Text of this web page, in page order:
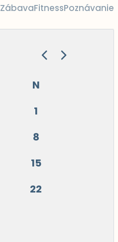
ZábavaFitnessPoznávanie
N
1
8
15
22